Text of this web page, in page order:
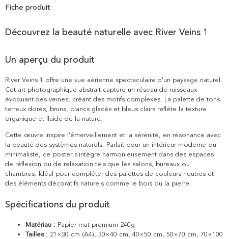
Fiche produit
Découvrez la beauté naturelle avec River Veins 1
Un aperçu du produit
River Veins 1 offre une vue aérienne spectaculaire d'un paysage naturel.
Cet art photographique abstrait capture un réseau de ruisseaux
évoquant des veines, créant des motifs complexes. La palette de tons
terreux dorés, bruns, blancs glacés et bleus clairs reflète la texture
organique et fluide de la nature.
Cette œuvre inspire l'émerveillement et la sérénité, en résonance avec
la beauté des systèmes naturels. Parfait pour un intérieur moderne ou
minimaliste, ce poster s'intègre harmonieusement dans des espaces
de réflexion ou de relaxation tels que les salons, bureaux ou
chambres. Idéal pour compléter des palettes de couleurs neutres et
des éléments décoratifs naturels comme le bois ou la pierre.
Spécifications du produit
Matériau : Papier mat premium 240g
Tailles : 21×30 cm (A4), 30×40 cm, 40×50 cm, 50×70 cm, 70×100